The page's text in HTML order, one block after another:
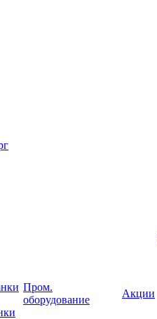
Пром.
оборудование
Акции